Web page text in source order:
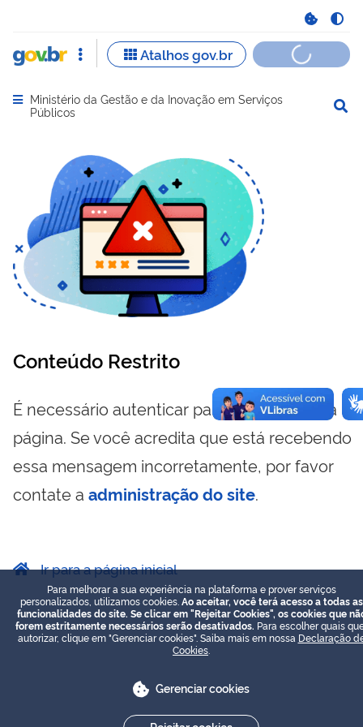
Abrir menu principal de navegação
Ministério da Gestão e da Inovação em Serviços
Públicos
Conteúdo Restrito
É necessário autenticar para visualizar essa
página. Se você acredita que está recebendo
essa mensagem incorretamente, por favor
contate a administração do site.
Ir para a página inicial
Para melhorar a sua experiência na plataforma e prover serviços
personalizados, utilizamos cookies. Ao aceitar, você terá acesso a todas as
funcionalidades do site. Se clicar em "Rejeitar Cookies", os cookies que
forem estritamente necessários serão desativados. Para escolher quais
autorizar, clique em "Gerenciar cookies". Saiba mais em nossa Declaração
Cookies
Gerenciar cookies